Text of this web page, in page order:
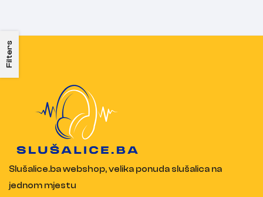
Filters
Slušalice.ba webshop, velika ponuda slušalica na
jednom mjestu